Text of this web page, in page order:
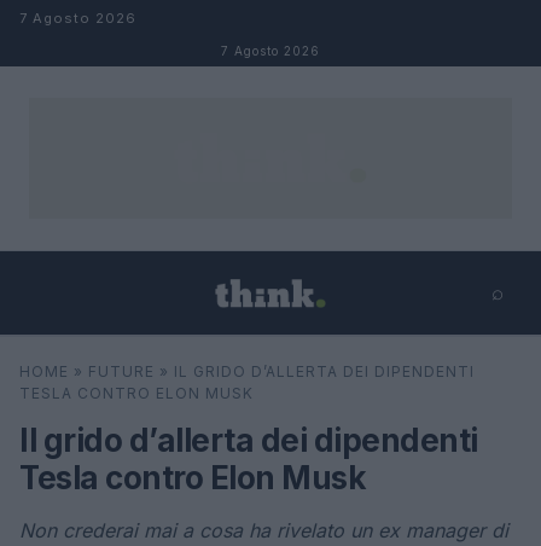
Salta al contenuto
7 Agosto 2026
7 Agosto 2026
⌕
Cerca ⌕
HOME » FUTURE » IL GRIDO D’ALLERTA DEI DIPENDENTI
TESLA CONTRO ELON MUSK
Il grido d’allerta dei dipendenti
Tesla contro Elon Musk
Non crederai mai a cosa ha rivelato un ex manager di